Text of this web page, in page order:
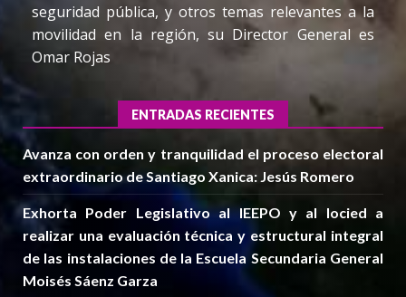
seguridad pública, y otros temas relevantes a la
movilidad en la región, su Director General es
Omar Rojas
ENTRADAS RECIENTES
Avanza con orden y tranquilidad el proceso electoral
extraordinario de Santiago Xanica: Jesús Romero
Exhorta Poder Legislativo al IEEPO y al Iocied a
realizar una evaluación técnica y estructural integral
de las instalaciones de la Escuela Secundaria General
Moisés Sáenz Garza